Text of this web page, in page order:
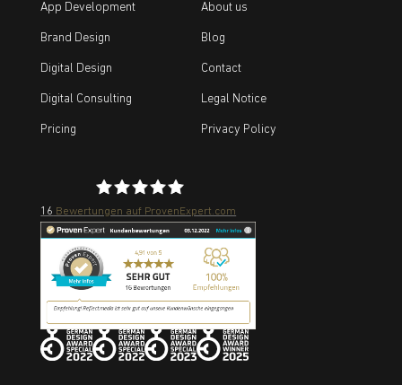
App Development
Brand Design
Digital Design
Digital Consulting
Pricing
About us
Blog
Contact
Legal Notice
Privacy Policy
reflect.media GmbH
16 Bewertungen auf ProvenExpert.com